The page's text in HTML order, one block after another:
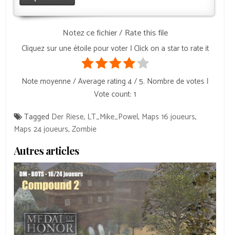
Notez ce fichier / Rate this file
Cliquez sur une étoile pour voter | Click on a star to rate it
Note moyenne / Average rating 4/ 5. Nombre de votes |
Vote count: 1
Tagged Der Riese, LT_Mike_Powel, Maps 16 joueurs,
Maps 24 joueurs,Zombie
Autres articles